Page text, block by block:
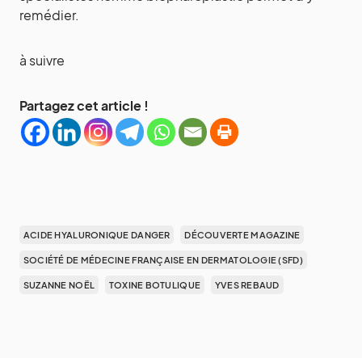
remédier.
à suivre
Partagez cet article !
ACIDE HYALURONIQUE DANGER DÉCOUVERTE MAGAZINE
SOCIÉTÉ DE MÉDECINE FRANÇAISE EN DERMATOLOGIE (SFD)
SUZANNE NOËL TOXINE BOTULIQUE YVES REBAUD